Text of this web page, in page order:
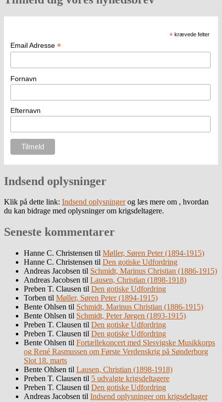
* krævede felter
Email Adresse *
Fornavn
Efternavn
Indsend oplysninger
Klik på dette link: Indsend oplysningerog læs mere om , hvordan
du kan bidrage med oplysninger om krigsdeltagere.
Seneste kommentarer
Hanne C. Christensen til Møller, Søren Peter (1894-1915)
Hanne C. Christensen til Den gotiske Udfordring
Andreas Jacobsen til Schmidt, Marinus Christian (1886-1915)
Andreas Jacobsen til Lausen, Christian (1898-1918)
Preben T. Clausen til Den gotiske Udfordring
Torben til Møller, Søren Peter (1894-1915)
Bente Ohlsen til Schmidt, Marinus Christian (1886-1915)
Bente Ohlsen til Schmidt, Peter Jørgen (1893-1915)
Preben T. Clausen til Den gotiske Udfordring
Preben T. Clausen til Den gotiske Udfordring
Bente Ohlsen til Fortællekoncert med Slesvigske Musikkorps
og René Rasmussen om Første Verdenskrig på Sønderborg
Slot 18. marts
Bente Ohlsen til Lausen, Christian (1898-1918)
Preben T. Clausen til 5 udvalgte krigsdeltagere
Preben T. Clausen til Den gotiske Udfordring
Andreas Jacobsen til Indsend oplysninger om krigsdeltager